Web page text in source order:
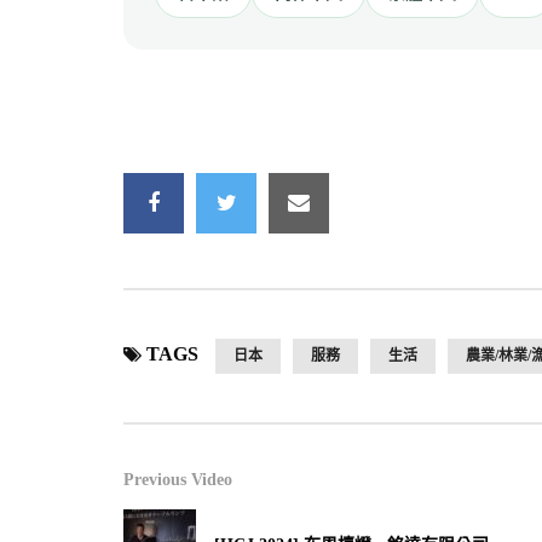
TAGS 日本 服務 生活 農業/林業/
Previous Video